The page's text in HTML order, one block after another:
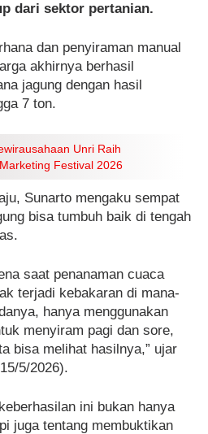
dari sektor pertanian.
dan penyiraman manual
akhirnya berhasil
jagung dengan hasil
7 ton.
Unri Raih
Festival 2026
Sunarto mengaku sempat
bisa tumbuh baik di tengah
saat penanaman cuaca
terjadi kebakaran di mana-
hanya menggunakan
menyiram pagi dan sore,
bisa melihat hasilnya,” ujar
5/2026).
ini bukan hanya
juga tentang membuktikan